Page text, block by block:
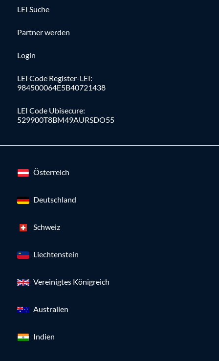
LEI Suche
Partner werden
Login
LEI Code Register-LEI:
984500064E5B40721438
LEI Code Ubisecure:
529900T8BM49AURSDO55
Österreich
Deutschland
Schweiz
Liechtenstein
Vereinigtes Königreich
Australien
Indien